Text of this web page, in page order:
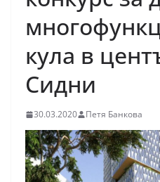
кула в
Сидни
30.03.2020 Петя Банкова